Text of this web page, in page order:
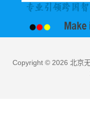
Copyright © 2026 北京